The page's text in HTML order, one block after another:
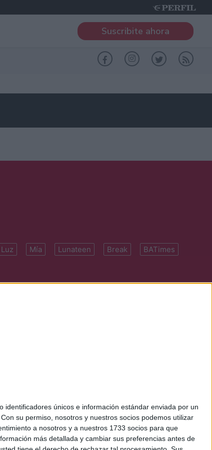
únicos e información estándar enviada por un
Con su permiso, nosotros y nuestros socios podemos utilizar
a nosotros y a nuestros 1733 socios para que
más detallada y cambiar sus preferencias antes de
Suscribite ahora
Luz Mía Lunateen Break BATimes